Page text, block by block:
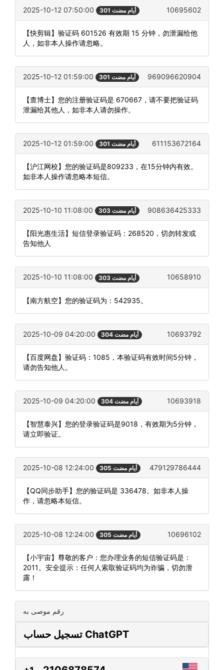
2025-10-12 07:50:00 301 أيام مضت 10695602
【快剪辑】验证码 601526 有效期 15 分钟，勿泄漏给他
人，如非本人操作请忽略。
2025-10-12 01:59:00 301 أيام مضت 969096620904
【查博士】您的注册验证码是 670667，请不要把验证码
泄漏给其他人，如非本人请勿操作。
2025-10-12 01:59:00 301 أيام مضت 611153672164
【沪江网校】您的验证码是809233，在15分钟内有效。
如非本人操作请忽略本短信。
2025-10-10 11:08:00 303 أيام مضت 908636425333
【阳光惠生活】短信登录验证码：268520，切勿转发或
告知他人
2025-10-10 11:08:00 303 أيام مضت 10658910
【南方航空】您的验证码为：542935。
2025-10-09 04:20:00 304 أيام مضت 10693792
【百度网盘】验证码：1085，本验证码有效时间5分钟，
请勿告知他人。
2025-10-09 04:20:00 304 أيام مضت 10693918
【智慧泰兴】您的登录验证码是9018，有效期为5分钟，
请立即验证。
2025-10-08 12:24:00 305 أيام مضت 479129786444
【QQ同步助手】您的验证码是 336478。如非本人操
作，请忽略本短信。
2025-10-08 12:24:00 305 أيام مضت 10696102
【小宇宙】尊敬的客户：您办理业务的短信验证码是：
2011。安全提示：任何人索取验证码均为诈骗，切勿泄
露！
رقم موصى به
تسجيل حساب ChatGPT